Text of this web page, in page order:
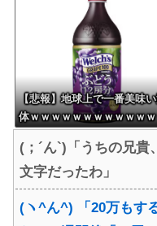
【悲報】地球上で一番美味
体ｗｗｗｗｗｗｗｗｗｗｗ
ｗｗｗｗｗｗｗｗｗｗｗｗ
ｗｗｗｗｗｗ
(；´ん`)「うちの兄貴
文字だったわ」
(ヽ^ん^) 「20万もす